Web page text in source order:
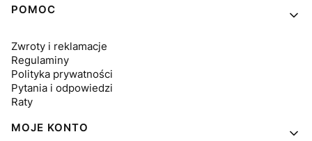
Linki w stopce
POMOC
Zwroty i reklamacje
Regulaminy
Polityka prywatności
Pytania i odpowiedzi
Raty
MOJE KONTO